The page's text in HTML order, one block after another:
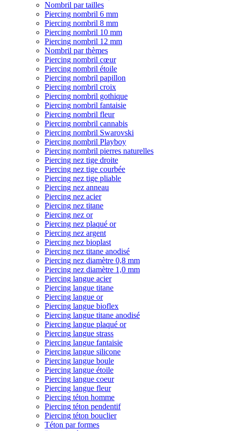
Nombril par tailles
Piercing nombril 6 mm
Piercing nombril 8 mm
Piercing nombril 10 mm
Piercing nombril 12 mm
Nombril par thèmes
Piercing nombril cœur
Piercing nombril étoile
Piercing nombril papillon
Piercing nombril croix
Piercing nombril gothique
Piercing nombril fantaisie
Piercing nombril fleur
Piercing nombril cannabis
Piercing nombril Swarovski
Piercing nombril Playboy
Piercing nombril pierres naturelles
Piercing nez tige droite
Piercing nez tige courbée
Piercing nez tige pliable
Piercing nez anneau
Piercing nez acier
Piercing nez titane
Piercing nez or
Piercing nez plaqué or
Piercing nez argent
Piercing nez bioplast
Piercing nez titane anodisé
Piercing nez diamètre 0,8 mm
Piercing nez diamètre 1,0 mm
Piercing langue acier
Piercing langue titane
Piercing langue or
Piercing langue bioflex
Piercing langue titane anodisé
Piercing langue plaqué or
Piercing langue strass
Piercing langue fantaisie
Piercing langue silicone
Piercing langue boule
Piercing langue étoile
Piercing langue coeur
Piercing langue fleur
Piercing téton homme
Piercing téton pendentif
Piercing téton bouclier
Téton par formes